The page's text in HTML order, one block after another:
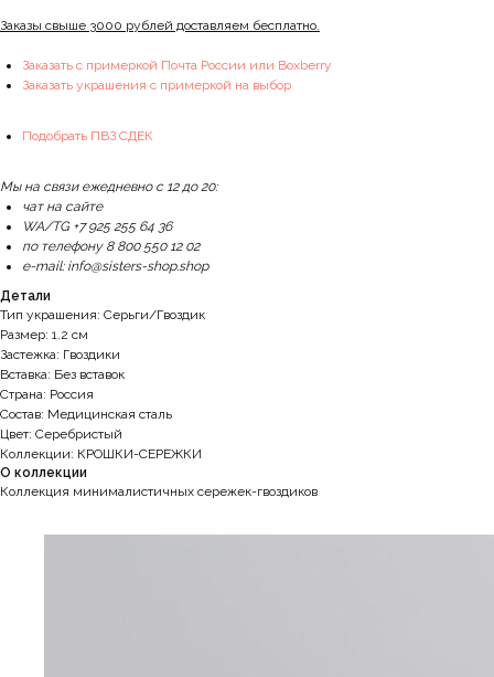
Заказы свыше 3000 рублей доставляем бесплатно.
Заказать с примеркой Почта России или Boxberry
Заказать украшения с примеркой на выбор
Подобрать ПВЗ СДЕК
Мы на связи ежедневно с 12 до 20:
чат на сайте
WA/TG +7 925 255 64 36
по телефону 8 800 550 12 02
e-mail: info@sisters-shop.shop
Детали
Тип украшения: Серьги/Гвоздик
Размер: 1.2 см
Застежка: Гвоздики
Вставка: Без вставок
Страна: Россия
Состав: Медицинская сталь
Цвет: Серебристый
Коллекции: КРОШКИ-СЕРЕЖКИ
О коллекции
Коллекция минималистичных сережек-гвоздиков